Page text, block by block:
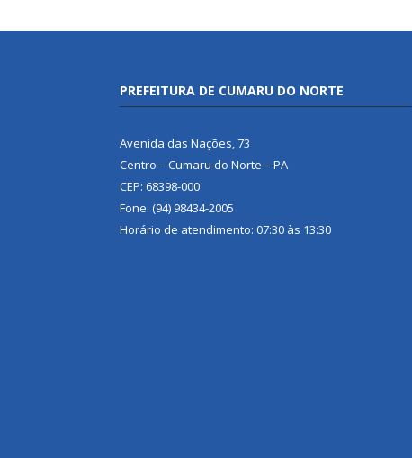
PREFEITURA DE CUMARU DO NORTE
Avenida das Nações, 73
Centro – Cumaru do Norte – PA
CEP: 68398-000
Fone: (94) 98434-2005
Horário de atendimento: 07:30 às 13:30